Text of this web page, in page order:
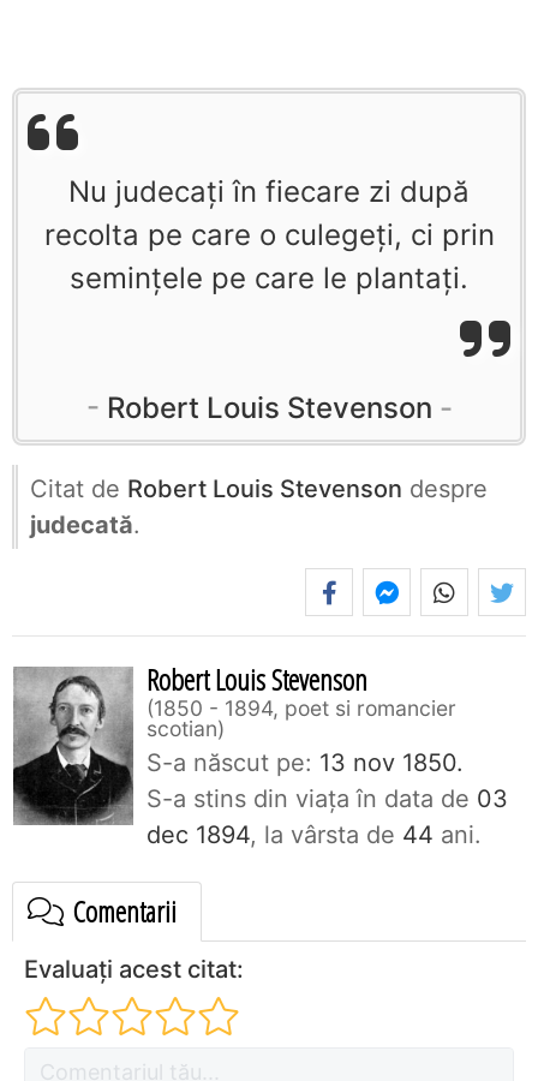
Nu judecați în fiecare zi după
recolta pe care o culegeți, ci prin
semințele pe care le plantați.
Robert Louis Stevenson
Citat de Robert Louis Stevenson despre
judecată.
Robert Louis Stevenson
1850 - 1894, poet si romancier
scotian
S-a născut pe: 13 nov 1850.
S-a stins din viaţa în data de 03
dec 1894, la vârsta de 44 ani.
Comentarii
Evaluați acest citat: